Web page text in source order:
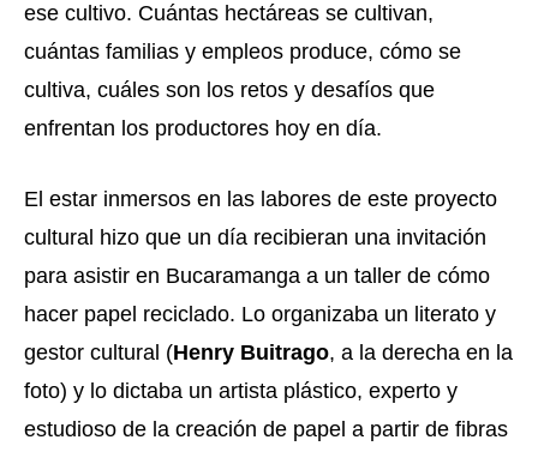
ese cultivo. Cuántas hectáreas se cultivan,
cuántas familias y empleos produce, cómo se
cultiva, cuáles son los retos y desafíos que
enfrentan los productores hoy en día.
El estar inmersos en las labores de este proyecto
cultural hizo que un día recibieran una invitación
para asistir en Bucaramanga a un taller de cómo
hacer papel reciclado. Lo organizaba un literato y
gestor cultural (Henry Buitrago, a la derecha en la
foto) y lo dictaba un artista plástico, experto y
estudioso de la creación de papel a partir de fibras